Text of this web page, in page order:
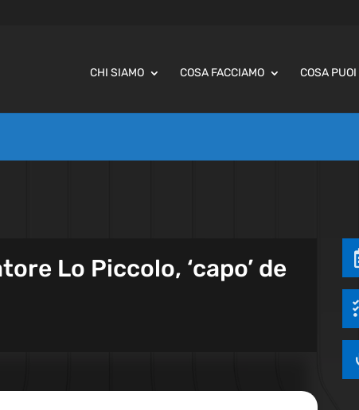
CHI SIAMO COSA FACCIAMO COSA PUOI
Lo Piccolo, ‘capo’ de